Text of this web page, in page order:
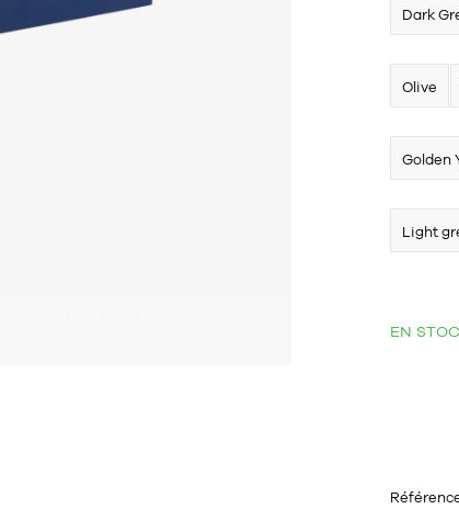
Dark
Olive
Golden
Light
EN